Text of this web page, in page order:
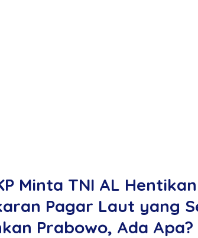
Minta TNI AL Hentikan
Pagar Laut yang
Prabowo, Ada Apa?